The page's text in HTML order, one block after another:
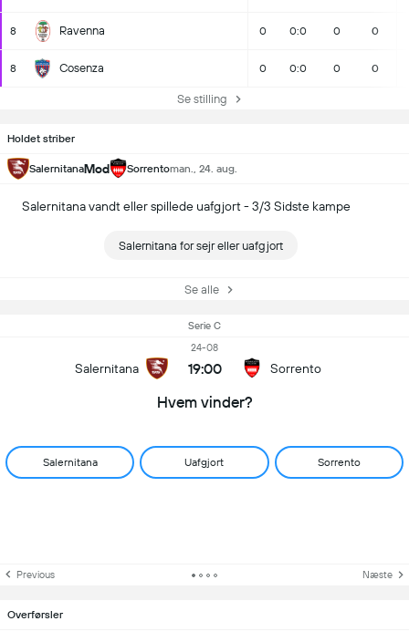
8 Ravenna 0 0:0 0 0
8 Cosenza 0 0:0 0 0
Se stilling
Holdet striber
SalernitanaMod Sorrentoman., 24. aug.
Salernitana vandt eller spillede uafgjort - 3/3 Sidste kampe
Salernitana for sejr eller uafgjort
Se alle
Serie C
Salernitana
24-08
19:00 Sorrento
Hvem vinder?
Salernitana Uafgjort Sorrento
Previous Næste
Overførsler